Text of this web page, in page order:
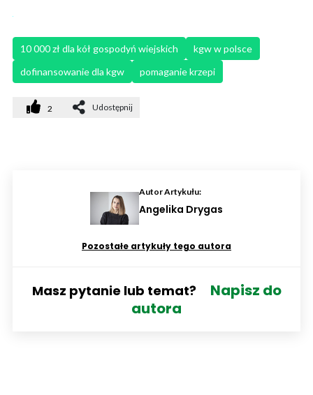
10 000 zł dla kół gospodyń wiejskich
kgw w polsce
dofinansowanie dla kgw
pomaganie krzepi
2 Udostępnij
Autor Artykułu:
Angelika Drygas
Pozostałe artykuły tego autora
Masz pytanie lub temat?
Napisz do
autora